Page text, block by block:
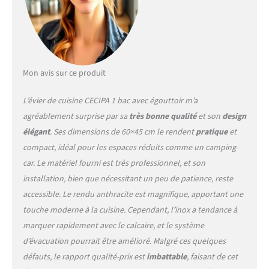
Matériau de l'évier : le
matériau en acier
inoxydable SUS 201 est
résistant aux températures
corrosifs. De plus, le
nanorevêtement PVD utilisé
sur la surface de l'évier en
acier inoxydable est
particulièrement dur et
résistant aux rayures, ce qui
non seulement protège
mieux l'évier, mais facilite
également le nettoyage
Facile à utiliser : l'évier
encastré dispose d'un
siphon de haute qualité,
d'un drain avec tuyau en U
peu encombrant et d'un
Mon avis sur ce produit
L’évier de cuisine CECIPA 1 bac avec égouttoir m’a
agréablement surprise par satrès bonne qualitéet son design
élégant. Ses dimensions de 60×45 cm le rendentpratiqueet
compact, idéal pour les espaces réduits comme un camping-
car. Le matériel fourni est très professionnel, et son
installation, bien que nécessitant un peu de patience, reste
accessible. Le rendu anthracite est magnifique, apportant une
touche moderne à la cuisine. Cependant, l’inox a tendance à
marquer rapidement avec le calcaire, et le système
d’évacuation pourrait être amélioré. Malgré ces quelques
défauts, le rapport qualité-prix estimbattable, faisant de cet